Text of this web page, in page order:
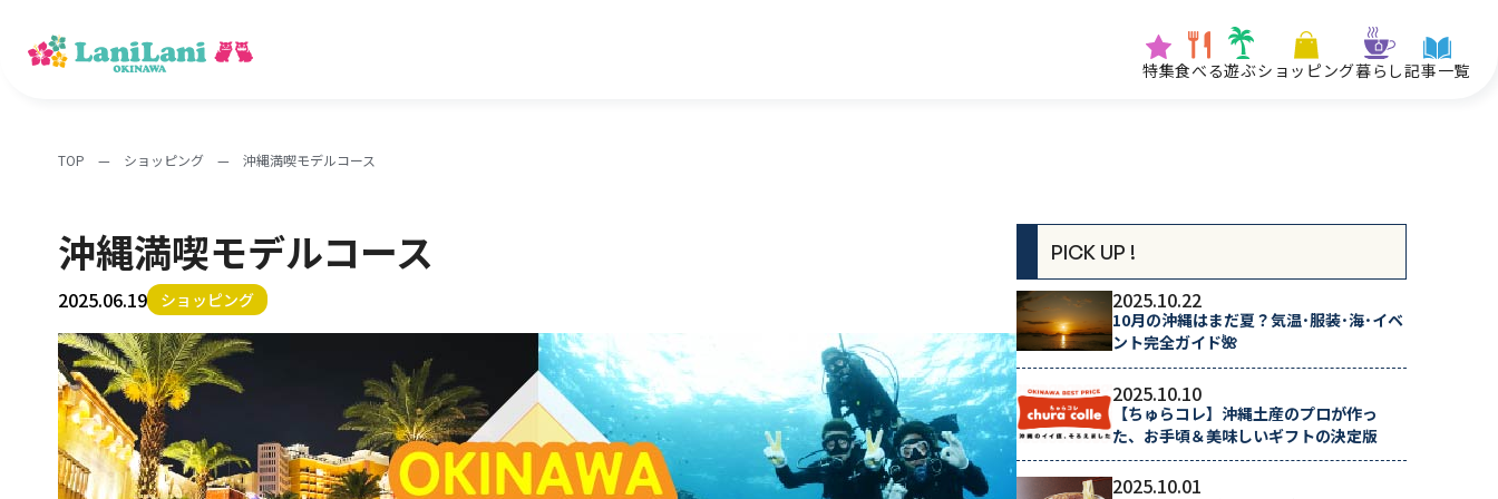
特集食べる遊ぶショッピング暮らし記事一覧
TOP — ショッピング — 沖縄満喫モデルコース
沖縄満喫モデルコース
2025.06.19 ショッピング
PICK UP !
2025.10.22
10月の沖縄はまだ夏？気温･服装･海･イベ
ント完全ガイド🌺
2025.10.10
【ちゅらコレ】沖縄土産のプロが作っ
た、お手頃＆美味しいギフトの決定版
2025.10.01